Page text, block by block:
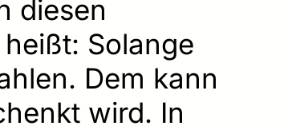
diesen
Solange
Dem kann
wird. In